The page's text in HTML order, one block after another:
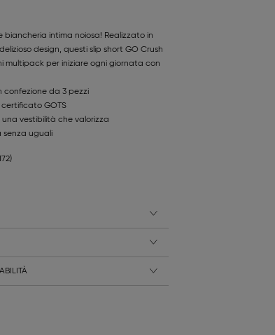
intima noiosa! Realizzato in
design, questi slip short GO Crush
multipack per iniziare ogni giornata con
confezione da 3 pezzi
GOTS
una vestibilità che valorizza
senza uguali